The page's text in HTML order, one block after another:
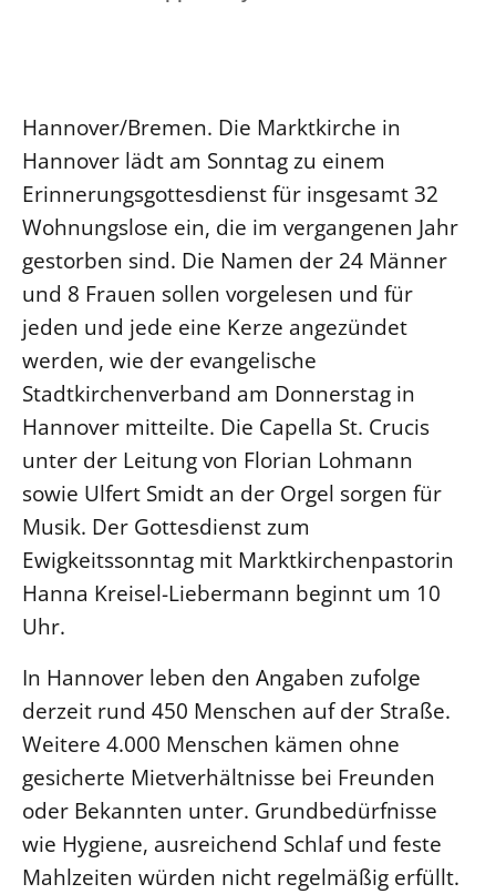
Hannover/Bremen. Die Marktkirche in
Hannover lädt am Sonntag zu einem
Erinnerungsgottesdienst für insgesamt 32
Wohnungslose ein, die im vergangenen Jahr
gestorben sind. Die Namen der 24 Männer
und 8 Frauen sollen vorgelesen und für
jeden und jede eine Kerze angezündet
werden, wie der evangelische
Stadtkirchenverband am Donnerstag in
Hannover mitteilte. Die Capella St. Crucis
unter der Leitung von Florian Lohmann
sowie Ulfert Smidt an der Orgel sorgen für
Musik. Der Gottesdienst zum
Ewigkeitssonntag mit Marktkirchenpastorin
Hanna Kreisel-Liebermann beginnt um 10
Uhr.
In Hannover leben den Angaben zufolge
derzeit rund 450 Menschen auf der Straße.
Weitere 4.000 Menschen kämen ohne
gesicherte Mietverhältnisse bei Freunden
oder Bekannten unter. Grundbedürfnisse
wie Hygiene, ausreichend Schlaf und feste
Mahlzeiten würden nicht regelmäßig erfüllt.
LANDESKIRCHENAMT
Willkommen
Kollegium
Abteilungen des Landeskirchenamts
Rechnungsprüfungsamt
Fachstelle Sexualisierte Gewalt
Beschwerdestellen
Kirchenämter
Datenschutz
Geschäftsstelle Landessynode
LANDESSYNODE
27. Landessynode
Kontakt
MITARBEIT
Ehrenamt
Beruf
Freie Stellen
BIBLIOTHEK & ARCHIV
Positionen
Ökumene
Religionen
Nachhaltigkeit
Erneuerbare Energien
Mobilität
Naturschutz
Gebäude
Barrierefreiheit
Presse
Freie Stellen
Service für Gemeinden
Suche